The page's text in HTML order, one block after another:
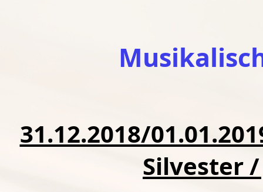
31.12.2018/
Silvester